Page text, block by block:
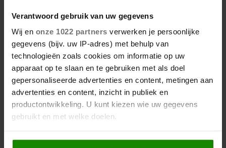
Verantwoord gebruik van uw gegevens
Wij en onze 1022 partners verwerken je persoonlijke
gegevens (bijv. uw IP-adres) met behulp van
technologieën zoals cookies om informatie op uw
apparaat op te slaan en te gebruiken met als doel
gepersonaliseerde advertenties en content, metingen aan
advertenties en content, inzicht in publiek en
productontwikkeling. U kunt kiezen wie uw gegevens
gebruikt en met welke doelen.
Als u het toestaat, willen we ook graag: